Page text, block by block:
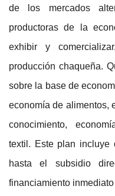
de los mercados
productoras de la
exhibir y
producción chaqueña.
sobre la base de
economía de alimentos,
conocimiento,
textil. Este plan incluye
hasta el subsidio
financiamiento